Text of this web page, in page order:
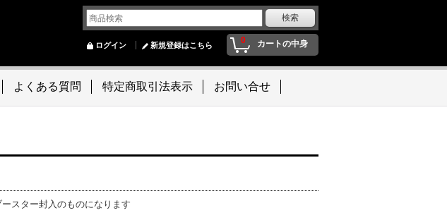
0 カートの中身
ログイン 新規登録はこちら
よくある質問 特定商取引法表示 お問い合せ
スター封入のものになります